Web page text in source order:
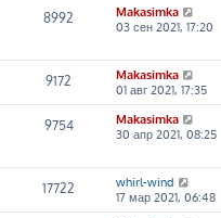
8992
Makasimka
03 сен 2021, 17:20
9172
Makasimka
01 авг 2021, 17:35
9754
Makasimka
30 апр 2021, 08:25
17722
whirl-wind
17 мар 2021, 06:48